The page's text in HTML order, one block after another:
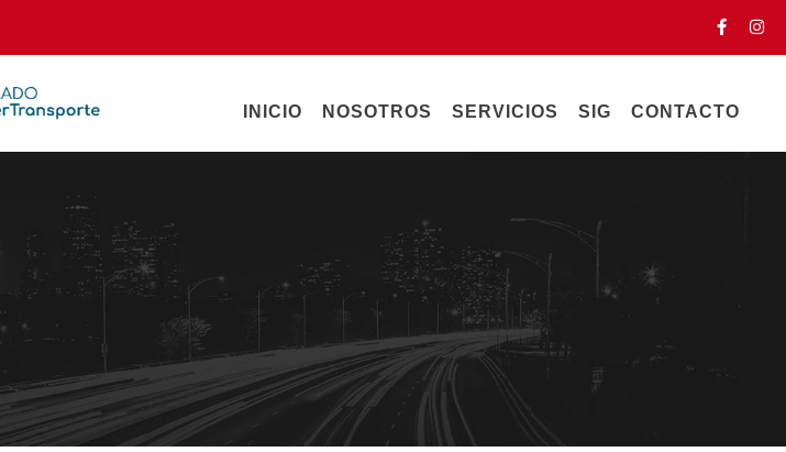
INICIO NOSOTROS SERVICIOS SIG CONTACTO